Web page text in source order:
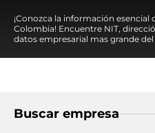
¡Conozca la información esencial
Colombia! Encuentre NIT,
datos empresarial mas grande del
Buscar empresa